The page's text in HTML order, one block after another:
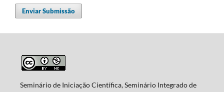
Enviar Submissão
Seminário de Iniciação Científica, Seminário Integrado de